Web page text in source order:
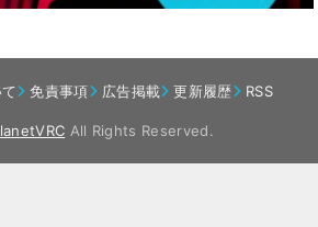
免責事項 広告掲載 更新履歴 RSS
All Rights Reserved.